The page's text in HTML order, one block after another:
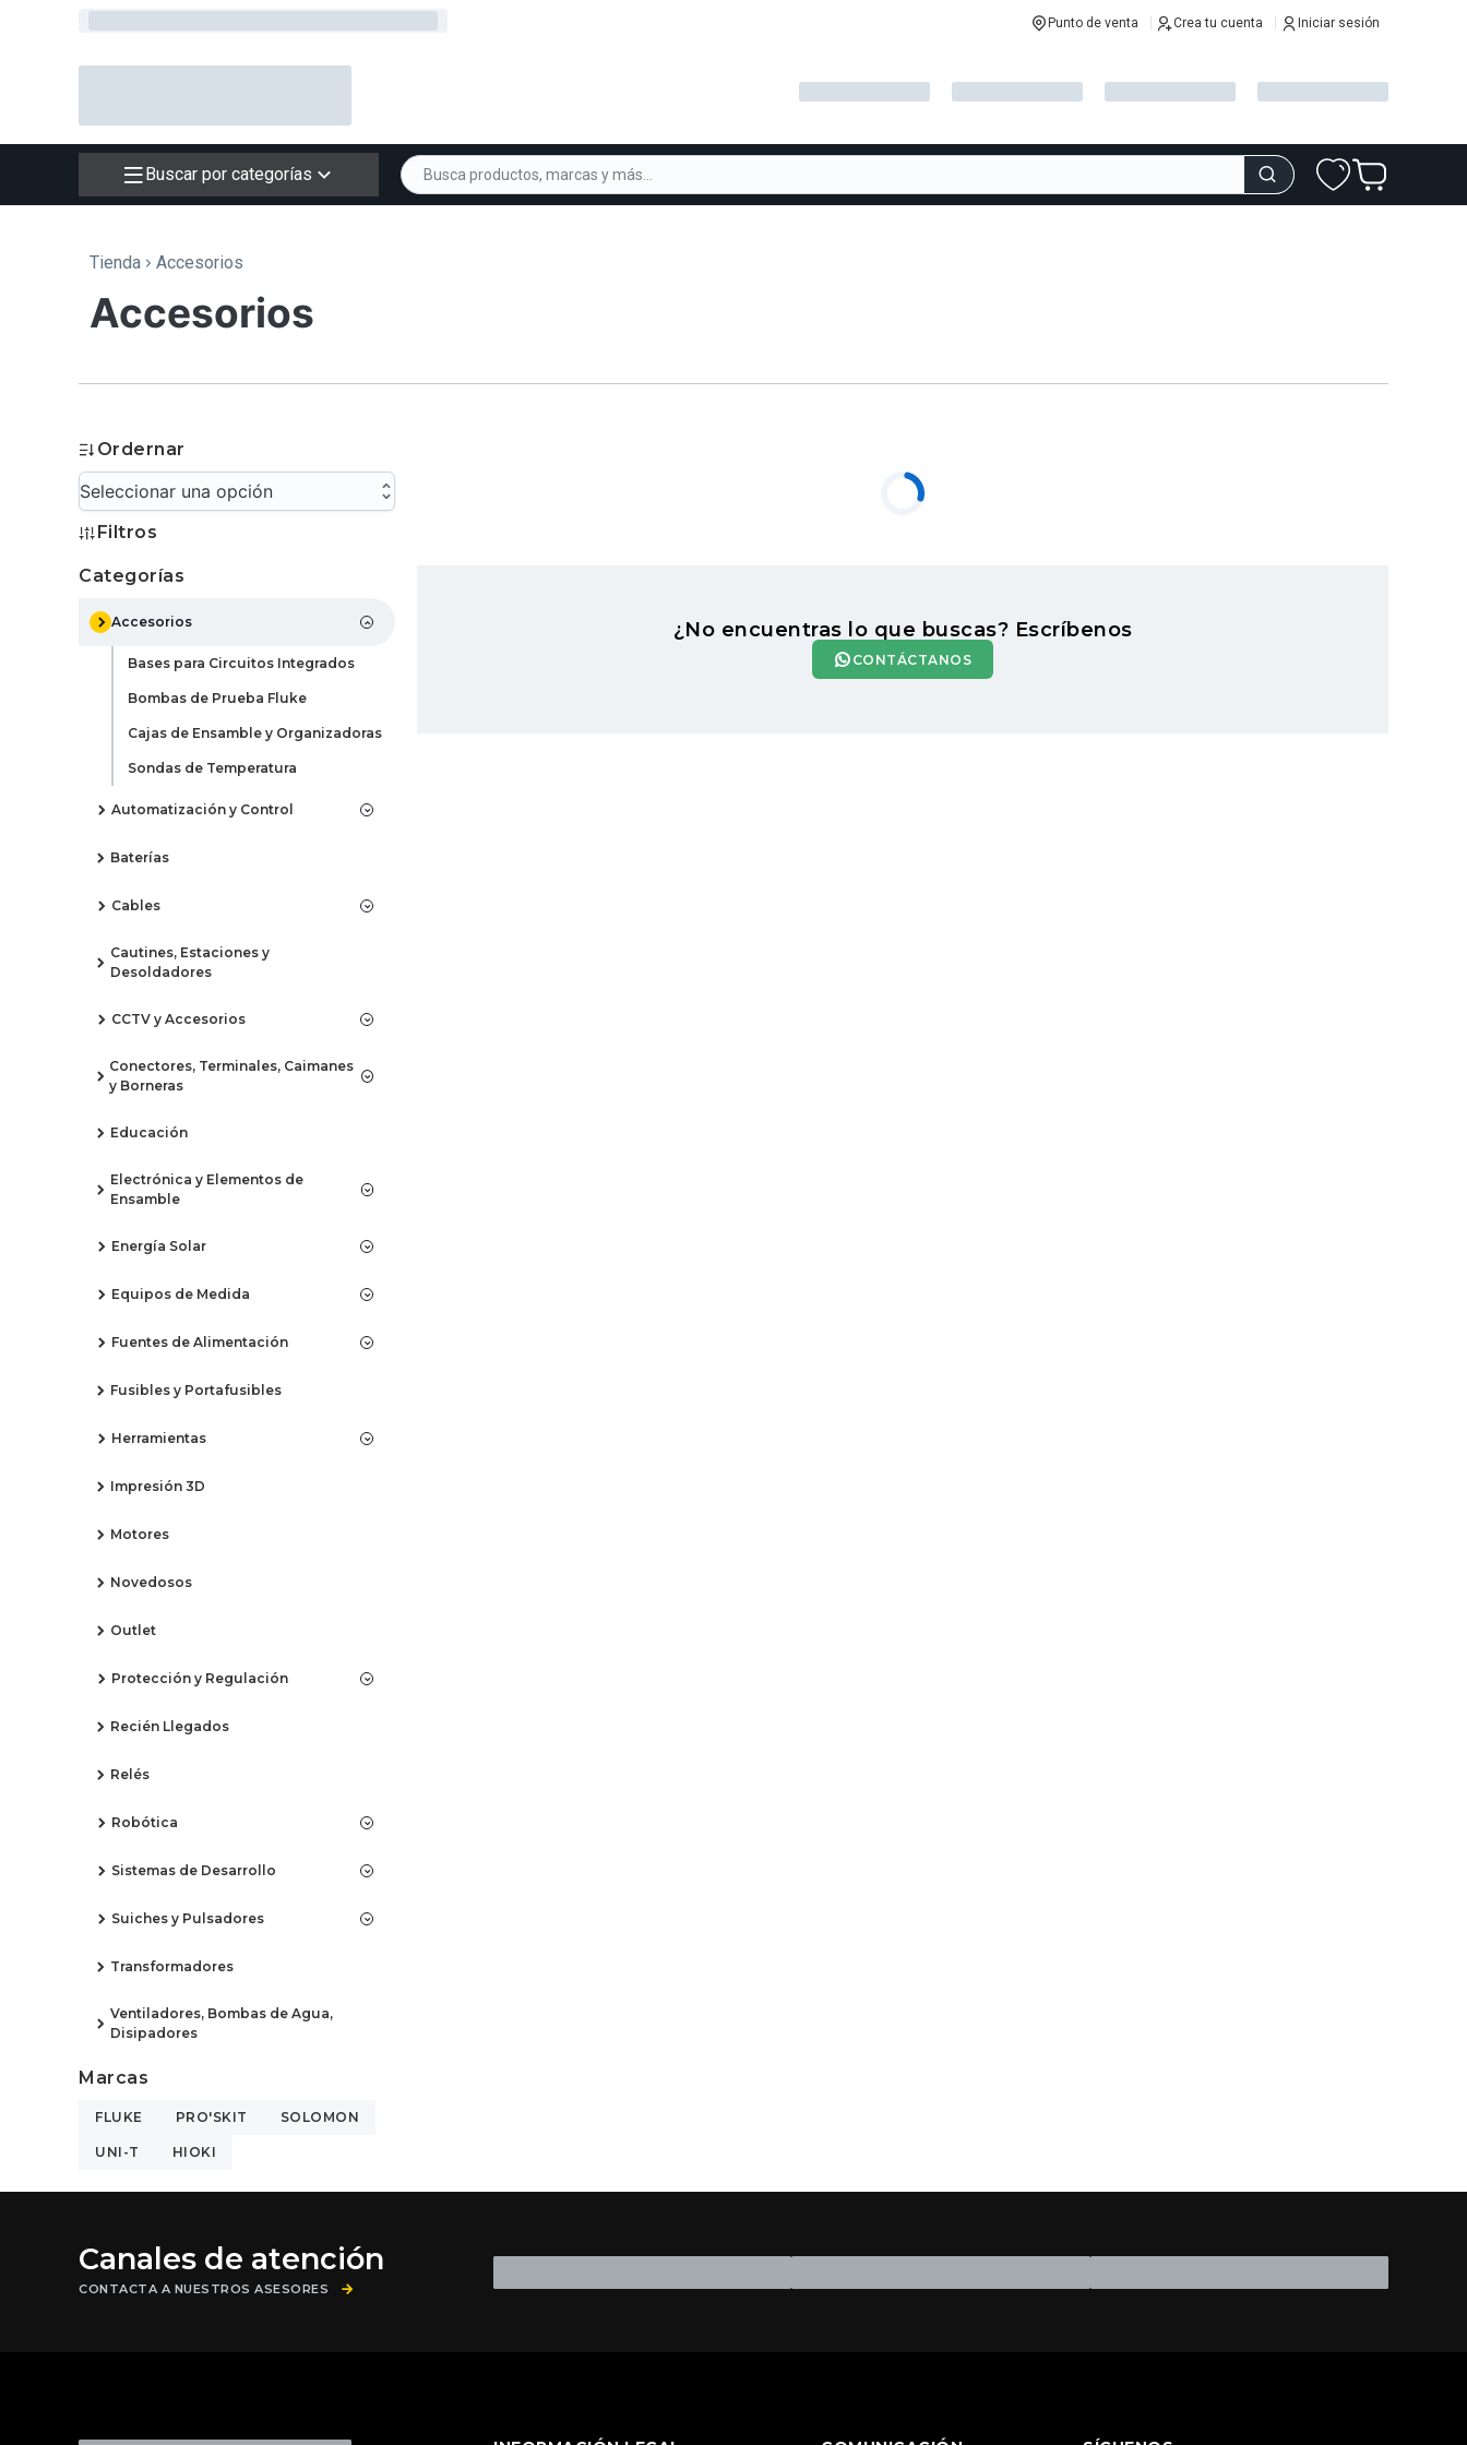
Punto de venta Crea tu cuenta Iniciar sesión
Buscar por categorías
Tienda Accesorios
Accesorios
Ordernar
Seleccionar una opción
Filtros
Categorías
Accesorios
Bases para Circuitos Integrados
Bombas de Prueba Fluke
Cajas de Ensamble y Organizadoras
Sondas de Temperatura
Automatización y Control
Baterías
Cables
Cautines, Estaciones y
Desoldadores
CCTV y Accesorios
Conectores, Terminales, Caimanes
y Borneras
Educación
Electrónica y Elementos de
Ensamble
Energía Solar
Equipos de Medida
Fuentes de Alimentación
Fusibles y Portafusibles
Herramientas
Impresión 3D
Motores
Novedosos
Outlet
Protección y Regulación
Recién Llegados
Relés
Robótica
Sistemas de Desarrollo
Suiches y Pulsadores
Transformadores
Ventiladores, Bombas de Agua,
Disipadores
Marcas
FLUKE PRO'SKIT SOLOMON
UNI-T HIOKI
¿No encuentras lo que buscas? Escríbenos
CONTÁCTANOS
Canales de atención
CONTACTA A NUESTROS ASESORES